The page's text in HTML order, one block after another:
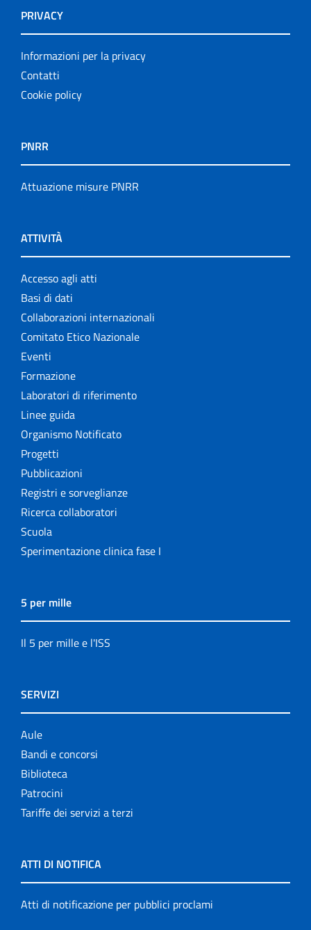
PRIVACY
Informazioni per la privacy
Contatti
Cookie policy
PNRR
Attuazione misure PNRR
ATTIVITÀ
Accesso agli atti
Basi di dati
Collaborazioni internazionali
Comitato Etico Nazionale
Eventi
Formazione
Laboratori di riferimento
Linee guida
Organismo Notificato
Progetti
Pubblicazioni
Registri e sorveglianze
Ricerca collaboratori
Scuola
Sperimentazione clinica fase I
5 per mille
Il 5 per mille e l'ISS
SERVIZI
Aule
Bandi e concorsi
Biblioteca
Patrocini
Tariffe dei servizi a terzi
ATTI DI NOTIFICA
Atti di notificazione per pubblici proclami